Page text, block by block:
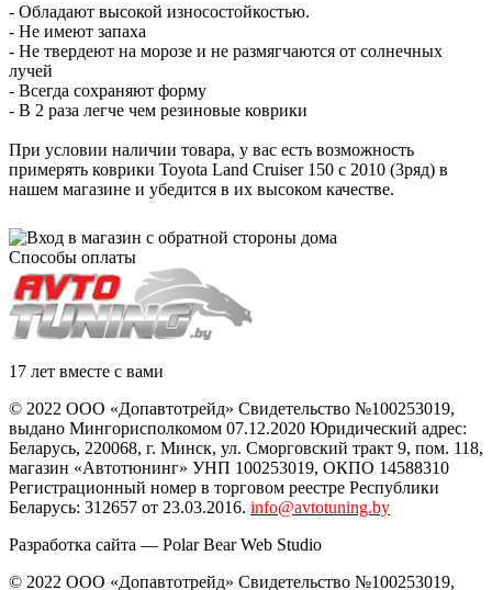
- Обладают высокой износостойкостью.
- Не имеют запаха
- Не твердеют на морозе и не размягчаются от солнечных
лучей
- Всегда сохраняют форму
- В 2 раза легче чем резиновые коврики
При условии наличии товара, у вас есть возможность
примерять коврики Toyota Land Cruiser 150 с 2010 (3ряд) в
нашем магазине и убедится в их высоком качестве.
Способы оплаты
17 лет вместе с вами
© 2022 ООО «Допавтотрейд» Свидетельство №100253019,
выдано Мингорисполкомом 07.12.2020 Юридический адрес:
Беларусь, 220068, г. Минск, ул. Сморговский тракт 9, пом. 118,
магазин «Автотюнинг» УНП 100253019, ОКПО 14588310
Регистрационный номер в торговом реестре Республики
Беларусь: 312657 от 23.03.2016. info@avtotuning.by
Разработка сайта — Polar Bear Web Studio
© 2022 ООО «Допавтотрейд» Свидетельство №100253019,